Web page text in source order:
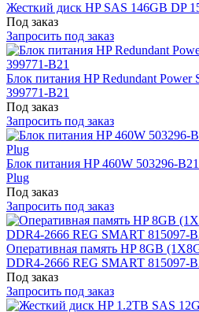
Жесткий диск HP SAS 146GB DP
Под заказ
Запросить под заказ
Блок питания HP Redundant Power
399771-B21
Под заказ
Запросить под заказ
Блок питания HP 460W 503296-
Plug
Под заказ
Запросить под заказ
Оперативная память HP 8GB
DDR4-2666 REG SMART 815097-
Под заказ
Запросить под заказ